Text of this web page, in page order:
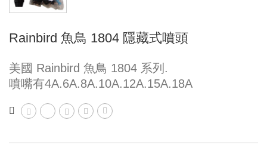
Rainbird 魚鳥 1804 隱藏式噴頭
美國 Rainbird 魚鳥 1804 系列.
噴嘴有4A.6A.8A.10A.12A.15A.18A